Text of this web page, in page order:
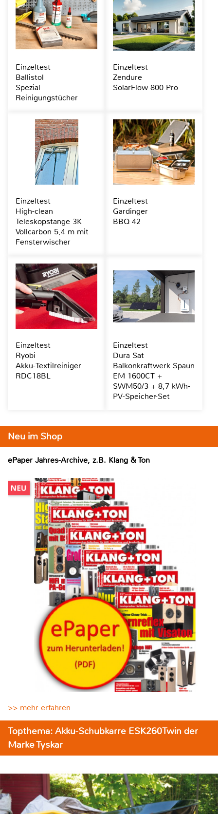
Neu im Shop
ePaper Jahres-Archive, z.B. Klang & Ton
>> mehr erfahren
Topthema: Akku-Schubkarre ESK260Twin der
Marke Tyskar
Einzeltest
Ballistol
Spezial
Reinigungstücher
Einzeltest
Zendure
SolarFlow 800 Pro
Einzeltest
High-clean
Teleskopstange 3K
Vollcarbon 5,4 m mit
Fensterwischer
Einzeltest
Gardinger
BBQ 42
Einzeltest
Ryobi
Akku-Textilreiniger
RDC18BL
Einzeltest
Dura Sat
Balkonkraftwerk Spaun
EM 1600CT +
SWM50/3 + 8,7 kWh-
PV-Speicher-Set